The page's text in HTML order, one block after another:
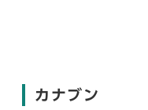
カナブン